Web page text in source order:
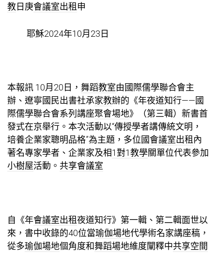
教日庚會議室出租 申
耶穌2024年10月23日
本報訊 10月20日， 舞蹈教室由國際儒學聯合會主
辦、遼寧國民出書社承家教辦的《年夜道知行——國
際儒學聯合會系列講座聚會場地》（第三輯）新書首
發式在京舉行。本次活動以“傳授學者講傳統文明，
培養企業家聰明品格”為主題，多位國會議室出租內
著名專家學者、企業家及相1對1教學關單位代表參加
小樹屋活動。 共享會議室
自《年會議室出租夜道知行》第一輯、第二輯面世以
來，書中收錄的40位當瑜伽場地代學術名家講座稿，
從多瑜伽場地個角度和舞蹈場地維度闡釋中共享空間